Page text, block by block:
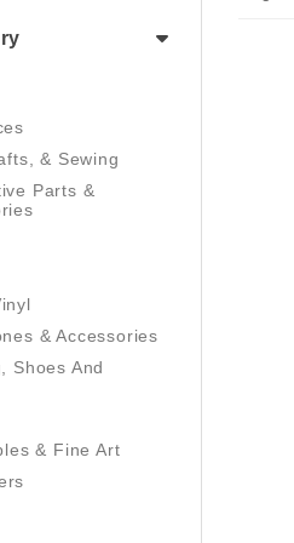
& Sewing
Parts &
& Accessories
Shoes And
& Fine Art